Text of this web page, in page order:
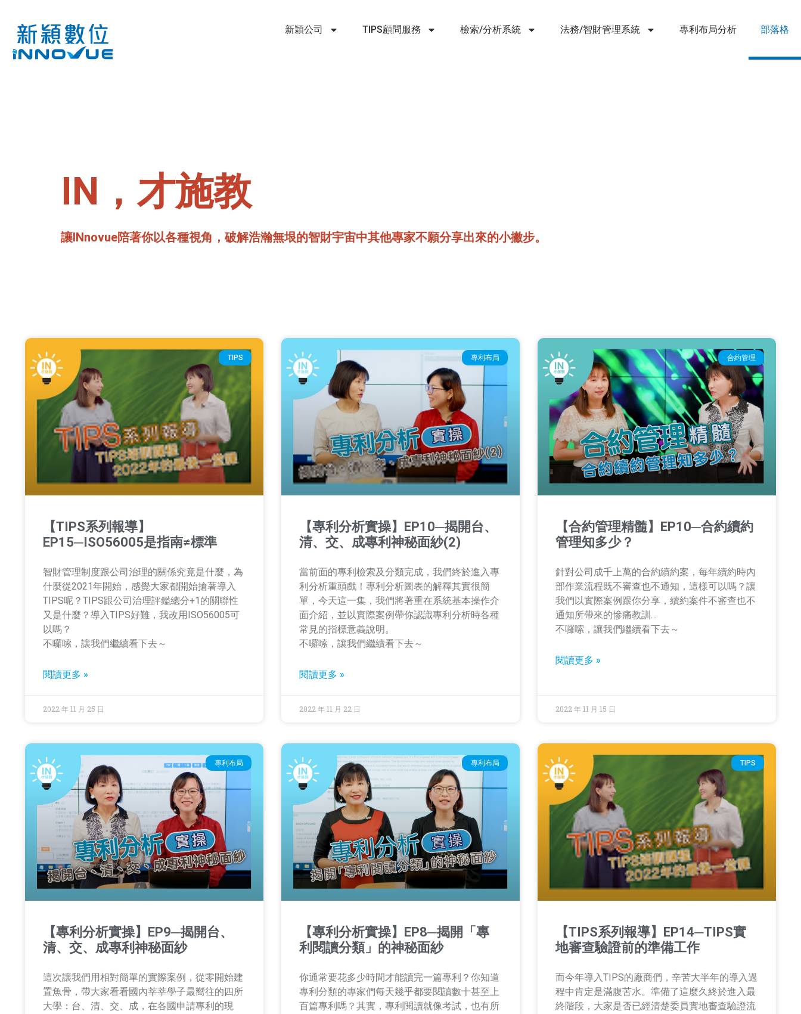
新穎公司 TIPS顧問服務 檢索/分析系統 法務/智財管理系統 專利布局分析 部落格
IN，才施教
讓INnovue陪著你以各種視角，破解浩瀚無垠的智財宇宙中其他專家不願分享出來的小撇步。
TIPS
【TIPS系列報導】
EP15─ISO56005是指南≠標準
智財管理制度跟公司治理的關係究竟是什麼，為
什麼從2021年開始，感覺大家都開始搶著導入
TIPS呢？TIPS跟公司治理評鑑總分+1的關聯性
又是什麼？導入TIPS好難，我改用ISO56005可
以嗎？
不囉嗦，讓我們繼續看下去～
閱讀更多 »
2022 年 11 月 25 日
專利布局
【專利分析實操】EP10─揭開台、
清、交、成專利神秘面紗(2)
當前面的專利檢索及分類完成，我們終於進入專
利分析重頭戲！專利分析圖表的解釋其實很簡
單，今天這一集，我們將著重在系統基本操作介
面介紹，並以實際案例帶你認識專利分析時各種
常見的指標意義說明。
不囉嗦，讓我們繼續看下去～
閱讀更多 »
2022 年 11 月 22 日
合約管理
【合約管理精髓】EP10─合約續約
管理知多少？
針對公司成千上萬的合約續約案，每年續約時內
部作業流程既不審查也不通知，這樣可以嗎？讓
我們以實際案例跟你分享，續約案件不審查也不
通知所帶來的慘痛教訓…
不囉嗦，讓我們繼續看下去～
閱讀更多 »
2022 年 11 月 15 日
專利布局
【專利分析實操】EP9─揭開台、
清、交、成專利神秘面紗
這次讓我們用相對簡單的實際案例，從零開始建
置魚骨，帶大家看看國內莘莘學子最嚮往的四所
大學：台、清、交、成，在各國申請專利的現
專利布局
【專利分析實操】EP8─揭開「專
利閱讀分類」的神秘面紗
你通常要花多少時間才能讀完一篇專利？你知道
專利分類的專家們每天幾乎都要閱讀數十甚至上
百篇專利嗎？其實，專利閱讀就像考試，也有所
TIPS
【TIPS系列報導】EP14─TIPS實
地審查驗證前的準備工作
而今年導入TIPS的廠商們，辛苦大半年的導入過
程中肯定是滿腹苦水。準備了這麼久終於進入最
終階段，大家是否已經清楚委員實地審查驗證流